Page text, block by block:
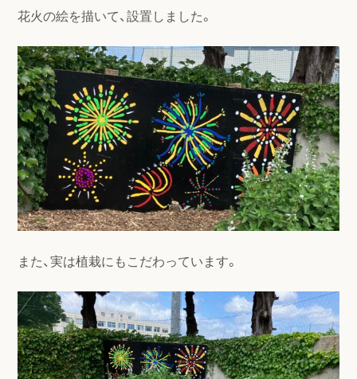
花火の絵を描いて、設置しました。
また、実は植栽にもこだわっています。